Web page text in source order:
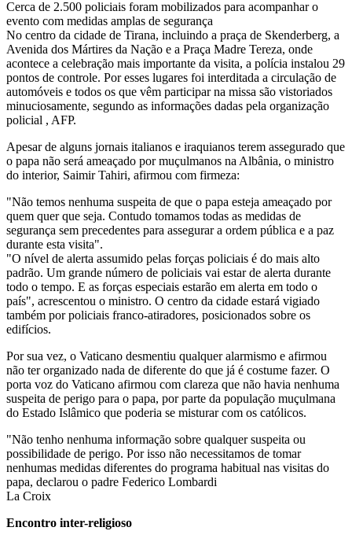
Cerca de 2.500 policiais foram mobilizados para acompanhar o
evento com medidas amplas de segurança
No centro da cidade de Tirana, incluindo a praça de Skenderberg, a
Avenida dos Mártires da Nação e a Praça Madre Tereza, onde
acontece a celebração mais importante da visita, a polícia instalou 29
pontos de controle. Por esses lugares foi interditada a circulação de
automóveis e todos os que vêm participar na missa são vistoriados
minuciosamente, segundo as informações dadas pela organização
policial , AFP.
Apesar de alguns jornais italianos e iraquianos terem assegurado que
o papa não será ameaçado por muçulmanos na Albânia, o ministro
do interior, Saimir Tahiri, afirmou com firmeza:
"Não temos nenhuma suspeita de que o papa esteja ameaçado por
quem quer que seja. Contudo tomamos todas as medidas de
segurança sem precedentes para assegurar a ordem pública e a paz
durante esta visita".
"O nível de alerta assumido pelas forças policiais é do mais alto
padrão. Um grande número de policiais vai estar de alerta durante
todo o tempo. E as forças especiais estarão em alerta em todo o
país", acrescentou o ministro. O centro da cidade estará vigiado
também por policiais franco-atiradores, posicionados sobre os
edifícios.
Por sua vez, o Vaticano desmentiu qualquer alarmismo e afirmou
não ter organizado nada de diferente do que já é costume fazer. O
porta voz do Vaticano afirmou com clareza que não havia nenhuma
suspeita de perigo para o papa, por parte da população muçulmana
do Estado Islâmico que poderia se misturar com os católicos.
"Não tenho nenhuma informação sobre qualquer suspeita ou
possibilidade de perigo. Por isso não necessitamos de tomar
nenhumas medidas diferentes do programa habitual nas visitas do
papa, declarou o padre Federico Lombardi
La Croix
Encontro inter-religioso